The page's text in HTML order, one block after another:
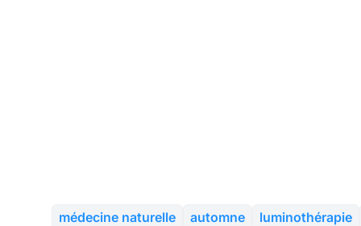
médecine naturelle automne luminothérapie